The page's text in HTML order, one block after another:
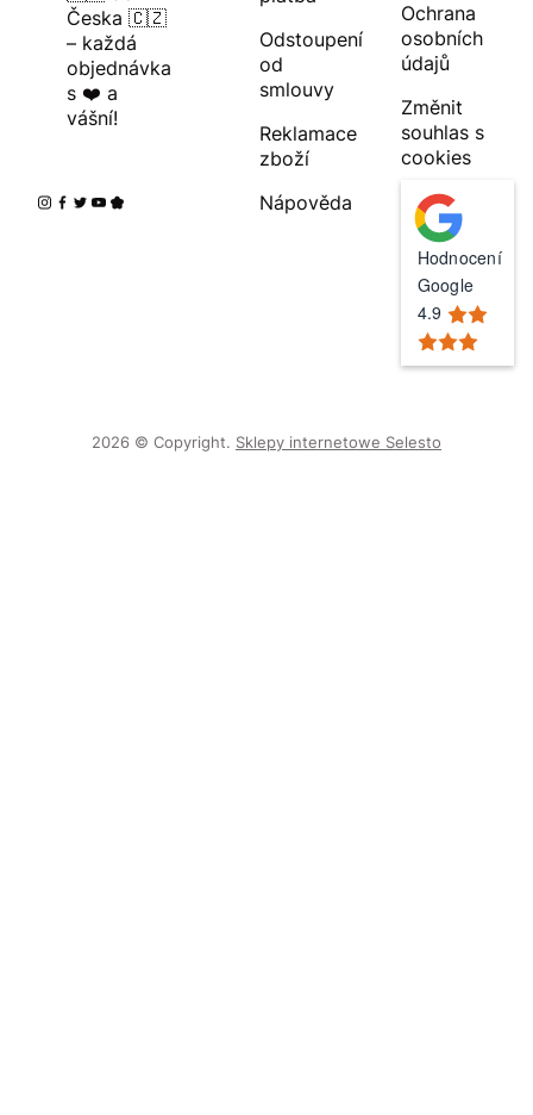
Česka 🇨🇿
– každá
objednávka
s ❤️ a
vášní!
Odstoupení
od
smlouvy
Reklamace
zboží
Nápověda
Ochrana
osobních
údajů
Změnit
souhlas s
cookies
Hodnocení
Google
4.9
2026 © Copyright. Sklepy internetowe Selesto